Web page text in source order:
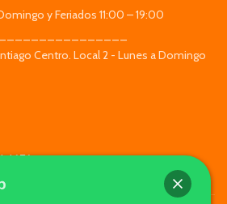
y Feriados 11:00 – 19:00
Centro. Local 2 - Lunes a Domingo
4676